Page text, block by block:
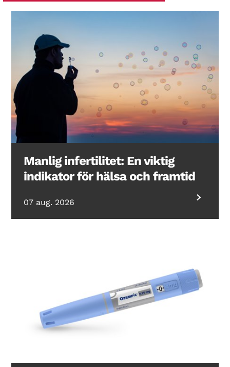
Manlig infertilitet: En viktig
indikator för hälsa och framtid
07 aug. 2026